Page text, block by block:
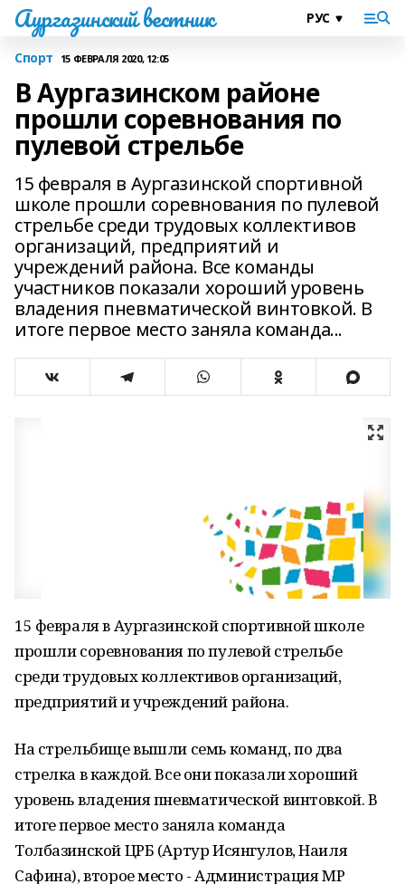
Аургазинский вестник
Спорт 15 ФЕВРАЛЯ 2020, 12:05
В Аургазинском районе
прошли соревнования по
пулевой стрельбе
15 февраля в Аургазинской спортивной
школе прошли соревнования по пулевой
стрельбе среди трудовых коллективов
организаций, предприятий и
учреждений района. Все команды
участников показали хороший уровень
владения пневматической винтовкой. В
итоге первое место заняла команда...
15 февраля в Аургазинской спортивной школе
прошли соревнования по пулевой стрельбе
среди трудовых коллективов организаций,
предприятий и учреждений района.
На стрельбище вышли семь команд, по два
стрелка в каждой. Все они показали хороший
уровень владения пневматической винтовкой. В
итоге первое место заняла команда
Толбазинской ЦРБ (Артур Исянгулов, Наиля
Сафина), второе место - Администрация МР